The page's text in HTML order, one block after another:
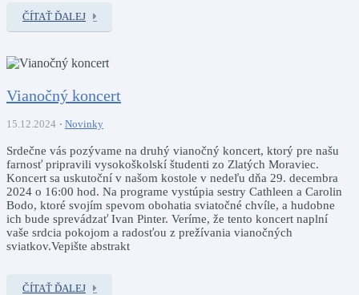
ČÍTAŤ ĎALEJ
Vianočný koncert
15.12.2024 Novinky
Srdečne vás pozývame na druhý vianočný koncert, ktorý pre našu
farnosť pripravili vysokoškolskí študenti zo Zlatých Moraviec.
Koncert sa uskutoční v našom kostole v nedeľu dňa 29. decembra
2024 o 16:00 hod. Na programe vystúpia sestry Cathleen a Carolin
Bodo, ktoré svojím spevom obohatia sviatočné chvíle, a hudobne
ich bude sprevádzať Ivan Pinter. Veríme, že tento koncert naplní
vaše srdcia pokojom a radosťou z prežívania vianočných
sviatkov.Vepište abstrakt
ČÍTAŤ ĎALEJ